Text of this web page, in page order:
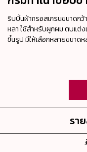
ริบบิ้นผ้ากรอสเกรนขนาดกว้
หลา ใช้สำหรับผูกผม ตบแต่ง
ขึ้นรูป มีให้เลือกหลายขนาด
รา